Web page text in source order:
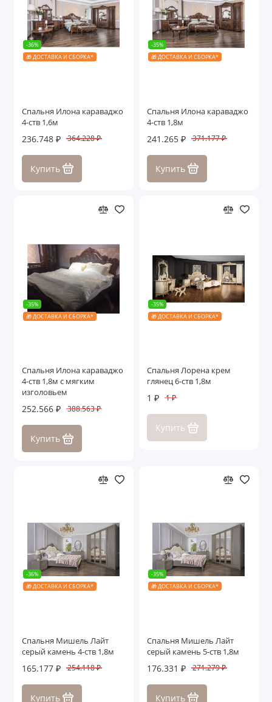
-36%
🎁 ДОСТАВКА И СБОРКА*
Спальня Илона караваджо
4-ств 1,6м
236.748 ₽ 364.228 ₽
Купить
-35%
🎁 ДОСТАВКА И СБОРКА*
Спальня Илона караваджо
4-ств 1,8м
241.265 ₽ 371.177 ₽
Купить
-35%
🎁 ДОСТАВКА И СБОРКА*
Спальня Илона караваджо
4-ств 1,8м с мягким
изголовьем
252.566 ₽ 388.563 ₽
Купить
-35%
🎁 ДОСТАВКА И СБОРКА*
Спальня Лорена крем
глянец 6-ств 1,8м
1 ₽ 1 ₽
Купить
-36%
🎁 ДОСТАВКА И СБОРКА*
Спальня Мишель Лайт
серый камень 4-ств 1,8м
165.177 ₽ 254.118 ₽
Купить
-35%
🎁 ДОСТАВКА И СБОРКА*
Спальня Мишель Лайт
серый камень 5-ств 1,8м
176.331 ₽ 271.279 ₽
Купить